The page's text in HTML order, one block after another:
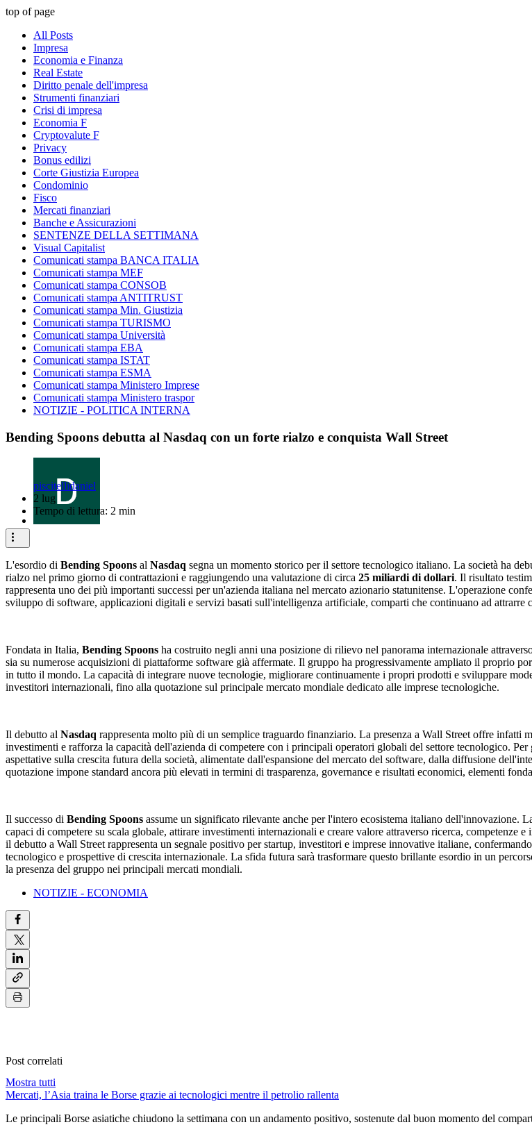
top of page
All Posts
Impresa
Economia e Finanza
Real Estate
Diritto penale dell'impresa
Strumenti finanziari
Crisi di impresa
Economia F
Cryptovalute F
Privacy
Bonus edilizi
Corte Giustizia Europea
Condominio
Fisco
Mercati finanziari
Banche e Assicurazioni
SENTENZE DELLA SETTIMANA
Visual Capitalist
Comunicati stampa BANCA ITALIA
Comunicati stampa MEF
Comunicati stampa CONSOB
Comunicati stampa ANTITRUST
Comunicati stampa Min. Giustizia
Comunicati stampa TURISMO
Comunicati stampa Università
Comunicati stampa EBA
Comunicati stampa ISTAT
Comunicati stampa ESMA
Comunicati stampa Ministero Imprese
Comunicati stampa Ministero traspor
NOTIZIE - POLITICA INTERNA
Bending Spoons debutta al Nasdaq con un forte rialzo e conquista Wall Street
piscitellidaniel
2 lug
Tempo di lettura: 2 min
L'esordio di Bending Spoons al Nasdaq segna un momento storico per il settore tecnologico italiano. La società ha
rialzo nel primo giorno di contrattazioni e raggiungendo una valutazione di circa 25 miliardi di dollari. Il risultato
rappresenta uno dei più importanti successi per un'azienda italiana nel mercato azionario statunitense. L'operazione
sviluppo di software, applicazioni digitali e servizi basati sull'intelligenza artificiale, comparti che continuano ad attrarre
Fondata in Italia, Bending Spoons ha costruito negli anni una posizione di rilievo nel panorama internazionale
sia su numerose acquisizioni di piattaforme software già affermate. Il gruppo ha progressivamente ampliato il proprio
in tutto il mondo. La capacità di integrare nuove tecnologie, migliorare continuamente i propri prodotti e sviluppare
investitori internazionali, fino alla quotazione sul principale mercato mondiale dedicato alle imprese tecnologiche.
Il debutto al Nasdaq rappresenta molto più di un semplice traguardo finanziario. La presenza a Wall Street offre infatti
investimenti e rafforza la capacità dell'azienda di competere con i principali operatori globali del settore tecnologico.
aspettative sulla crescita futura della società, alimentate dall'espansione del mercato del software, dalla diffusione
quotazione impone standard ancora più elevati in termini di trasparenza, governance e risultati economici, elementi
Il successo di Bending Spoons assume un significato rilevante anche per l'intero ecosistema italiano dell'innovazione.
capaci di competere su scala globale, attirare investimenti internazionali e creare valore attraverso ricerca, competenze
il debutto a Wall Street rappresenta un segnale positivo per startup, investitori e imprese innovative italiane,
tecnologico e prospettive di crescita internazionale. La sfida futura sarà trasformare questo brillante esordio in un
la presenza del gruppo nei principali mercati mondiali.
NOTIZIE - ECONOMIA
Post correlati
Mostra tutti
Mercati, l’Asia traina le Borse grazie ai tecnologici mentre il petrolio rallenta
Le principali Borse asiatiche chiudono la settimana con un andamento positivo, sostenute dal buon momento del